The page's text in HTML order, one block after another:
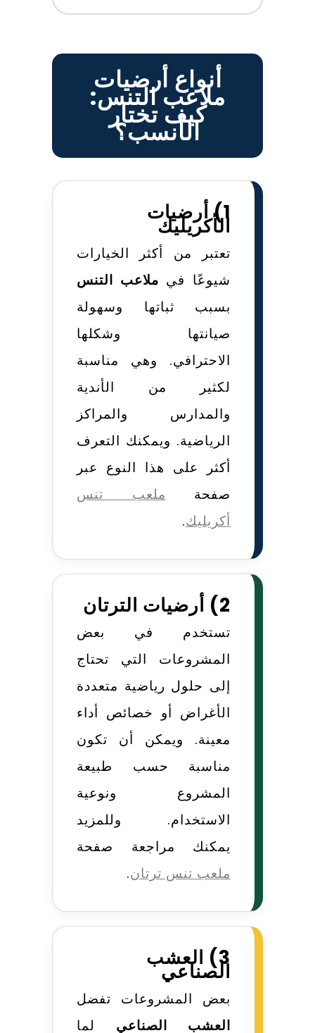
أنواع أرضيات
ملاعب التنس:
كيف تختار
الأنسب؟
1) أرضيات
الأكريليك
تعتبر من أكثر الخيارات
شيوعًا في ملاعب التنس
بسبب ثباتها وسهولة
صيانتها وشكلها
الاحترافي. وهي مناسبة
لكثير من الأندية
والمدارس والمراكز
الرياضية. ويمكنك التعرف
أكثر على هذا النوع عبر
صفحة ملعب تنس
أكريليك.
2) أرضيات الترتان
تستخدم في بعض
المشروعات التي تحتاج
إلى حلول رياضية متعددة
الأغراض أو خصائص أداء
معينة. ويمكن أن تكون
مناسبة حسب طبيعة
المشروع ونوعية
الاستخدام. وللمزيد
يمكنك مراجعة صفحة
ملعب تنس ترتان.
3) العشب
الصناعي
بعض المشروعات تفضل
العشب الصناعي لما